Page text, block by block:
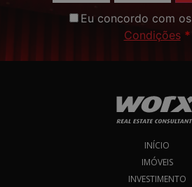
Eu concordo com os
Condições *
INÍCIO
IMÓVEIS
INVESTIMENTO